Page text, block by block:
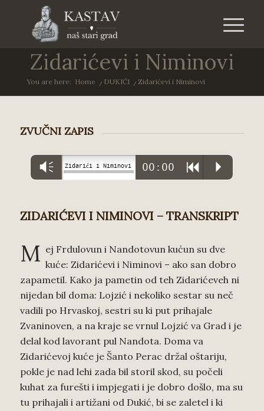
Zidarićevi i Niminovi
You are here: Home / DUKIĆI / Zidarićevi i Niminovi
ZVUČNI ZAPIS
Vm Zidarići i Niminovi 00:00 R P
ZIDARIĆEVI I NIMINOVI – TRANSKRIPT
M ej Frdulovun i Nandotovun kućun su dve
kuće: Zidarićevi i Niminovi – ako san dobro
zapametil. Kako ja pametin od teh Zidarićeveh ni
nijedan bil doma: Lojzić i nekoliko sestar su neč
vadili po Hrvaskoj, sestri su ki put prihajale
Zvaninoven, a na kraje se vrnul Lojzić va Grad i je
delal kod lavorant pul Nandota. Doma va
Zidarićevoj kuće je Šanto Perac držal oštariju,
pokle je nad lehi zada bil storil skod, su počeli
kuhat za furešti i impjegati i je dobro došlo, ma su
tu prihajali i artižani od Dukić, bi se zaletel i ki